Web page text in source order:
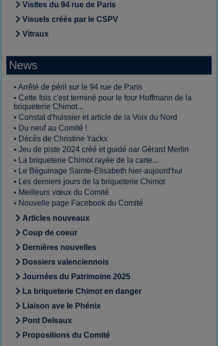
Visites du 94 rue de Paris
Visuels créés par le CSPV
Vitraux
News
• Arrêté de péril sur le 94 rue de Paris
• Cette fois c'est terminé pour le four Hoffmann de la
briqueterie Chimot...
• Constat d'huissier et article de la Voix du Nord
• Du neuf au Comité !
• Décès de Christine Yackx
• Jeu de piste 2024 créé et guidé oar Gérard Merlin
• La briqueterie Chimot rayée de la carte...
• Le Béguinage Sainte-Elisabeth hier-aujourd'hui
• Les derniers jours de la briqueterie Chimot
• Meilleurs vœux du Comité
• Nouvelle page Facebook du Comité
Articles nouveaux
Coup de coeur
Dernières nouvelles
Dossiers valenciennois
Journées du Patrimoine 2025
La briqueterie Chimot en danger
Liaison ave le Phénix
Pont Delsaux
Propositions du Comité